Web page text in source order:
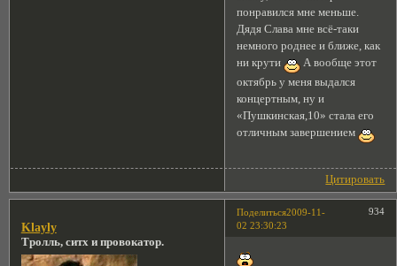
понравился мне меньше.
Дядя Слава мне всё-таки
немного роднее и ближе, как
ни крути
А вообще этот
октябрь у меня выдался
концертным, ну и
«Пушкинская,10» стала его
отличным завершением
Цитировать
Поделиться 934
2009-11-
02 23:30:23
Klayly
Тролль, ситх и провокатор.